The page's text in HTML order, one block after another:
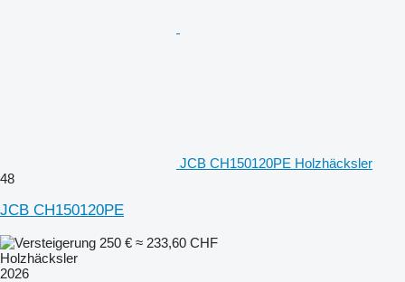
JCB CH150120PE Holzhäcksler
48
JCB CH150120PE
250 € ≈ 233,60 CHF
Holzhäcksler
2026